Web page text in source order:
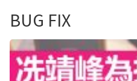
BUG FIX